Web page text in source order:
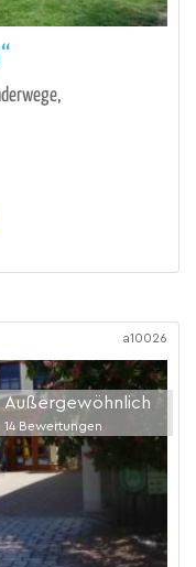
a10026
Außergewöhnlich
14 Bewertungen